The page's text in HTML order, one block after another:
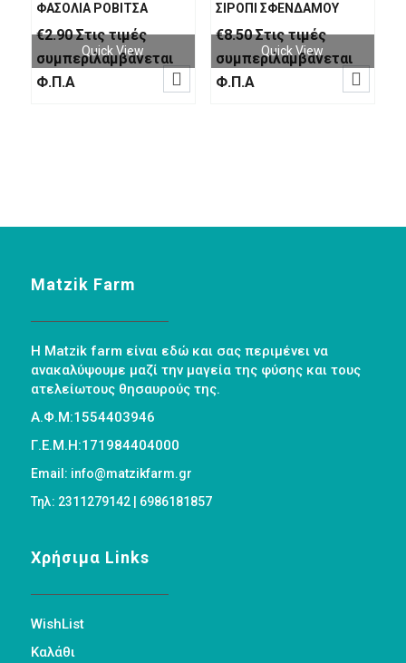
ΦΑΣΟΛΙΑ ΡΟΒΙΤΣΑ
€2.90 Στις τιμές
συμπεριλαμβάνεται
Φ.Π.Α
Quick View

ΣΙΡΟΠΙ ΣΦΕΝΔΑΜΟΥ
€8.50 Στις τιμές
συμπεριλαμβάνεται
Φ.Π.Α
Quick View

Matzik Farm
Η Matzik farm είναι εδώ και σας περιμένει να
ανακαλύψουμε μαζί την μαγεία της φύσης και τους
ατελείωτους θησαυρούς της.
Α.Φ.Μ:1554403946
Γ.Ε.Μ.Η:171984404000
Email: info@matzikfarm.gr
Τηλ: 2311279142 | 6986181857
Χρήσιμα Links
WishList
Καλάθι